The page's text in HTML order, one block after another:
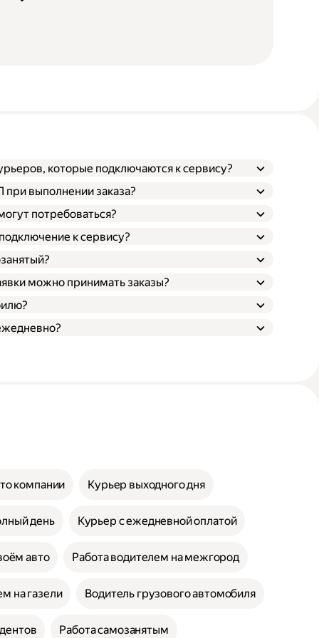
которые подключаются к сервису?
при выполнении заказа?
потребоваться?
к сервису?
можно принимать заказы?
компании Курьер выходного дня
день Курьер с ежедневной оплатой
авто Работа водителем на межгород
на газели Водитель грузового автомобиля
Работа самозанятым